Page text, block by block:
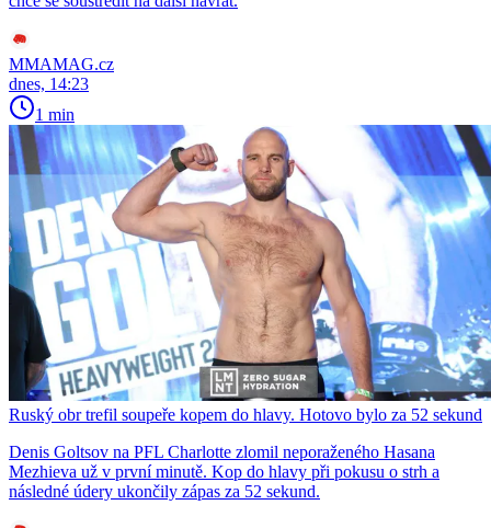
MMAMAG.cz
dnes, 14:23
1 min
Ruský obr trefil soupeře kopem do hlavy. Hotovo bylo za 52 sekund
Denis Goltsov na PFL Charlotte zlomil neporaženého Hasana
Mezhieva už v první minutě. Kop do hlavy při pokusu o strh a
následné údery ukončily zápas za 52 sekund.